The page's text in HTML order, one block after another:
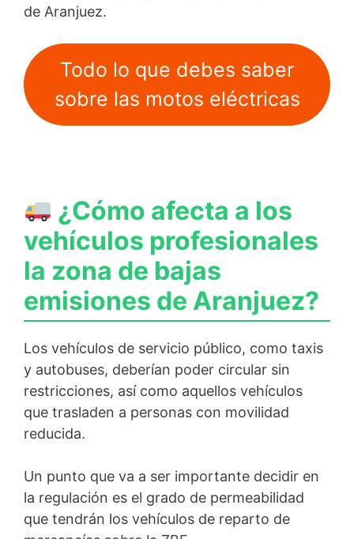
de Aranjuez.
Todo lo que debes saber
sobre las motos eléctricas
¿Cómo afecta a los
vehículos profesionales
la zona de bajas
emisiones de Aranjuez?
Los vehículos de servicio público, como taxis
y autobuses, deberían poder circular sin
restricciones, así como aquellos vehículos
que trasladen a personas con movilidad
reducida.
Un punto que va a ser importante decidir en
la regulación es el grado de permeabilidad
que tendrán los vehículos de reparto de